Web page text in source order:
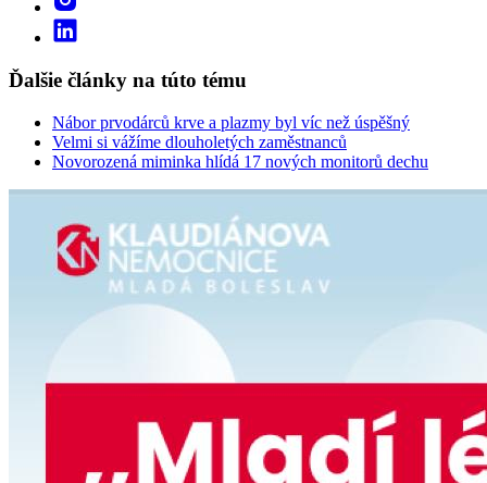
Ďalšie články na túto tému
Nábor prvodárců krve a plazmy byl víc než úspěšný
Velmi si vážíme dlouholetých zaměstnanců
Novorozená miminka hlídá 17 nových monitorů dechu